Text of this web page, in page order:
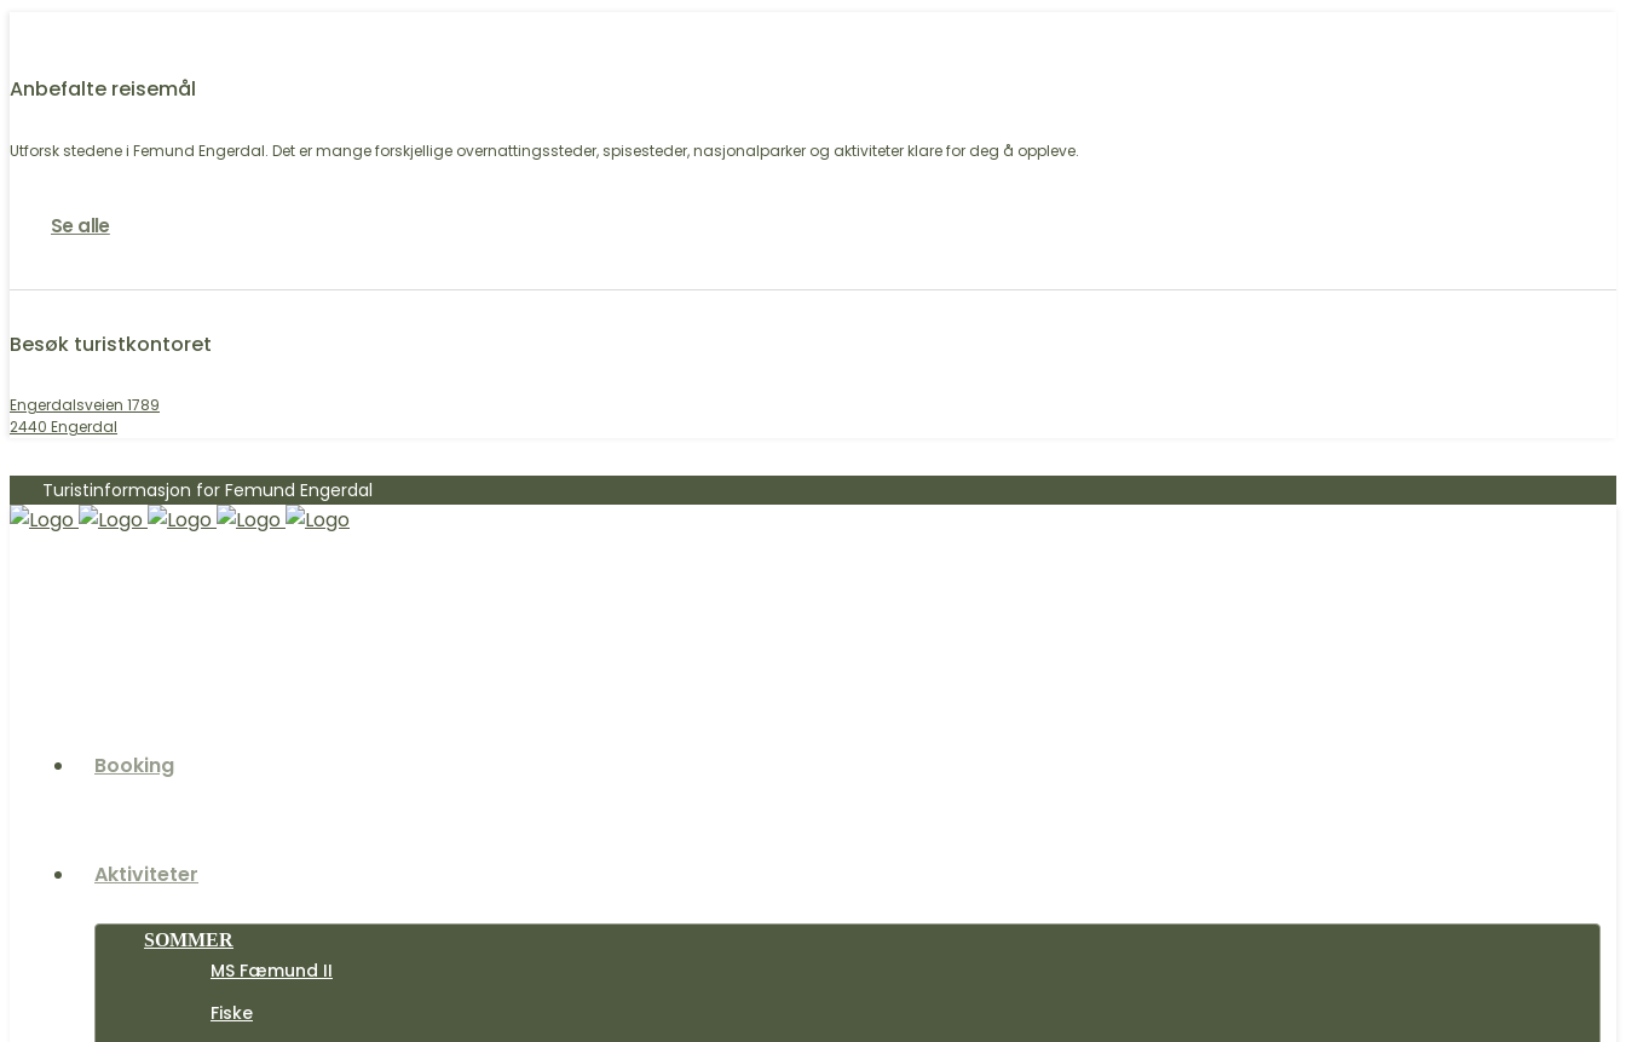
Anbefalte reisemål
Utforsk stedene i Femund Engerdal. Det er mange forskjellige overnattingssteder, spisesteder, nasjonalparker og aktiviteter klare for deg å oppleve.
Se alle
Besøk turistkontoret
Engerdalsveien 1789
2440 Engerdal
Turistinformasjon for Femund Engerdal
Booking
Aktiviteter
SOMMER
MS Fæmund II
Fiske